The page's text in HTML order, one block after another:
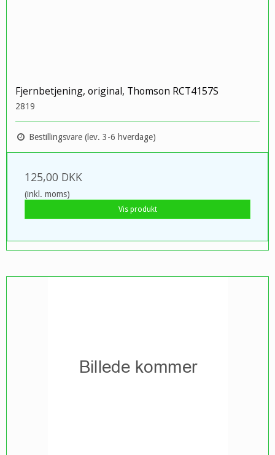
Fjernbetjening, original, Thomson RCT4157S
2819
Bestillingsvare (lev. 3-6 hverdage)
125,00 DKK
(inkl. moms)
Vis produkt